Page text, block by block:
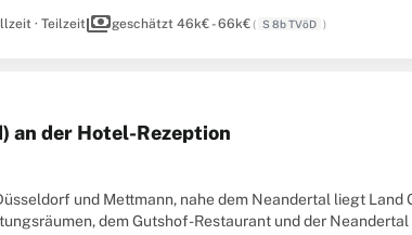
· Teilzeitpaymentsgeschätzt 46k€ - 66k€( S 8b TVöD )
an der Hotel-Rezeption
und Mettmann, nahe dem Neandertal liegt Land
dem Gutshof-Restaurant und der Neandertal